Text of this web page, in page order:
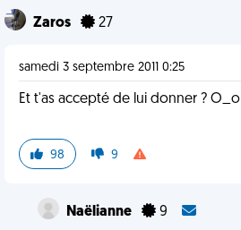
Zaros 27
samedi 3 septembre 2011 0:25
Et t'as accepté de lui donner ? O_o
98 9
Naëlianne 9